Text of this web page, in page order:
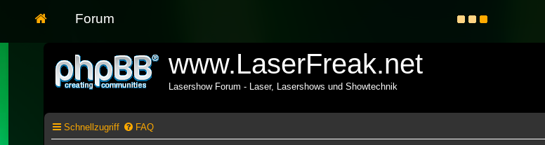
Forum
www.LaserFreak.net
Lasershow Forum - Laser, Lasershows und Showtechnik
Schnellzugriff FAQ